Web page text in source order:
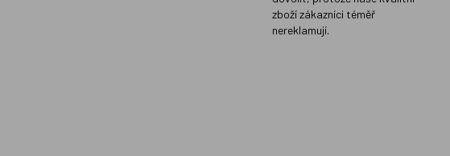
zboží zákazníci téměř
nereklamují.